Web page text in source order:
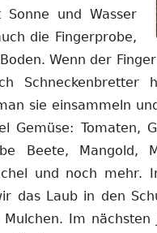
und Wasser
die Fingerprobe,
Wenn der
Schneckenbretter
sie einsammeln
Gemüse: Tomaten,
Beete, Mangold,
und noch mehr.
das Laub in den
Im nächsten